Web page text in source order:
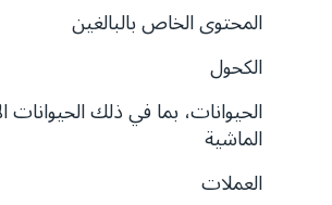
المحتوى الخاص بالبالغين
الكحول
الحيوانات، بما في ذلك الحيوانات
الماشية
العملات